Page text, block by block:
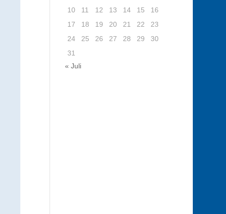
10
11 12 13 14 15
16
17
18 19 20 21 22
23
24
25 26 27 28 29
30
31
« Juli